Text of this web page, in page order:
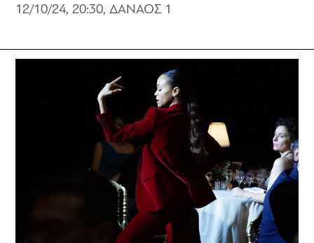
12/10/24, 20:30, ΔΑΝΑΟΣ 1